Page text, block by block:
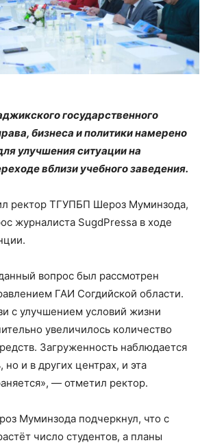
государственного
бизнеса и политики намерено
улучшения ситуации на
вблизи учебного заведения.
ректор ТГУПБП Шероз Муминзода,
журналиста SugdPressa в ходе
вопрос был рассмотрен
ГАИ Согдийской области.
с улучшением условий жизни
увеличилось количество
Загруженность наблюдается
но и в других центрах, и эта
— отметил ректор.
Муминзода подчеркнул, что с
число студентов, а планы